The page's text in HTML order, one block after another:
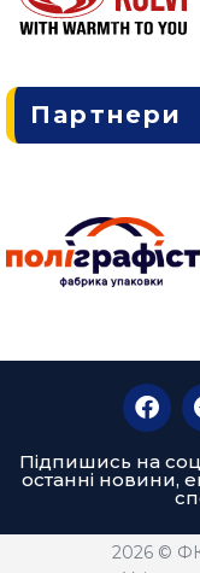
Партнери
Підпишись на
останні новини,
2026 ©